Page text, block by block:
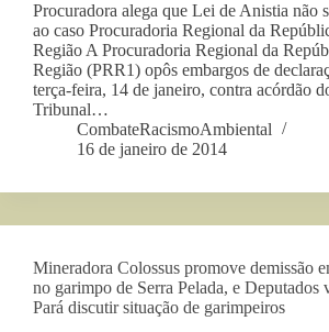
Procuradora alega que Lei de Anistia não
ao caso Procuradoria Regional da
Região A Procuradoria Regional da
Região (PRR1) opôs embargos de
terça-feira, 14 de janeiro, contra acórdão
Tribunal…
CombateRacismoAmbiental
16 de janeiro de 2014
Mineradora Colossus promove demissão
no garimpo de Serra Pelada, e Deputados
Pará discutir situação de garimpeiros